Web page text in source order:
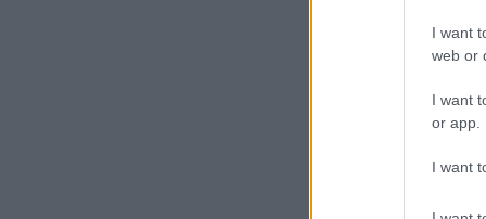
I want
web or
I want
or app.
I want